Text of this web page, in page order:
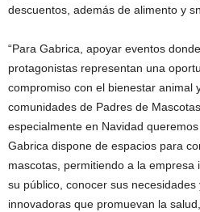
descuentos, además de alimento y
“Para Gabrica, apoyar eventos
protagonistas representan una
compromiso con el bienestar animal
comunidades de Padres de
especialmente en Navidad
Gabrica dispone de espacios para
mascotas, permitiendo a la empresa
su público, conocer sus
innovadoras que promuevan la